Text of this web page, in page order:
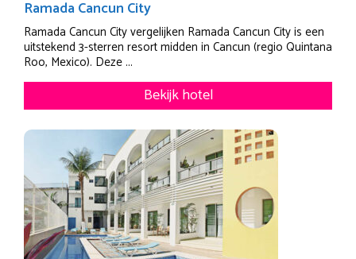
Ramada Cancun City
Ramada Cancun City vergelijken Ramada Cancun City is een
uitstekend 3-sterren resort midden in Cancun (regio Quintana
Roo, Mexico). Deze ...
Bekijk hotel